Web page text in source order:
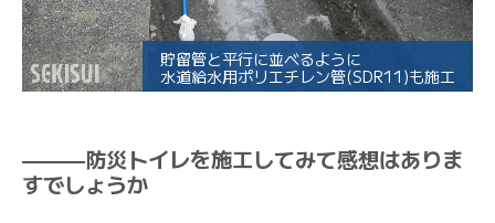
貯留管と平行に並べるように
水道給水用ポリエチレン管(SDR11)も施工
———防災トイレを施工してみて感想はありま
すでしょうか